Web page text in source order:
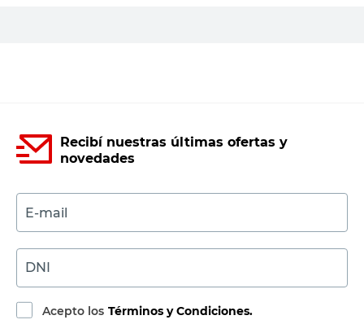
Recibí nuestras últimas ofertas y
novedades
E-mail
DNI
Acepto los Términos y Condiciones.